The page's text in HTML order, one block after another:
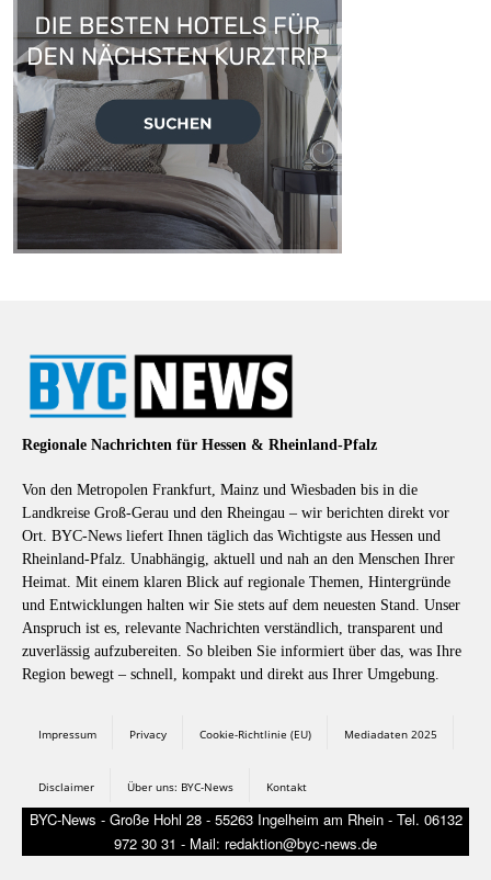
Regionale Nachrichten für Hessen & Rheinland-Pfalz
Von den Metropolen Frankfurt, Mainz und Wiesbaden bis in die
Landkreise Groß-Gerau und den Rheingau – wir berichten direkt vor
Ort. BYC-News liefert Ihnen täglich das Wichtigste aus Hessen und
Rheinland-Pfalz. Unabhängig, aktuell und nah an den Menschen Ihrer
Heimat. Mit einem klaren Blick auf regionale Themen, Hintergründe
und Entwicklungen halten wir Sie stets auf dem neuesten Stand. Unser
Anspruch ist es, relevante Nachrichten verständlich, transparent und
zuverlässig aufzubereiten. So bleiben Sie informiert über das, was Ihre
Region bewegt – schnell, kompakt und direkt aus Ihrer Umgebung.
Impressum Privacy Cookie-Richtlinie (EU) Mediadaten 2025
Disclaimer Über uns: BYC-News Kontakt
BYC-News - Große Hohl 28 - 55263 Ingelheim am Rhein - Tel. 06132
972 30 31 - Mail: redaktion@byc-news.de